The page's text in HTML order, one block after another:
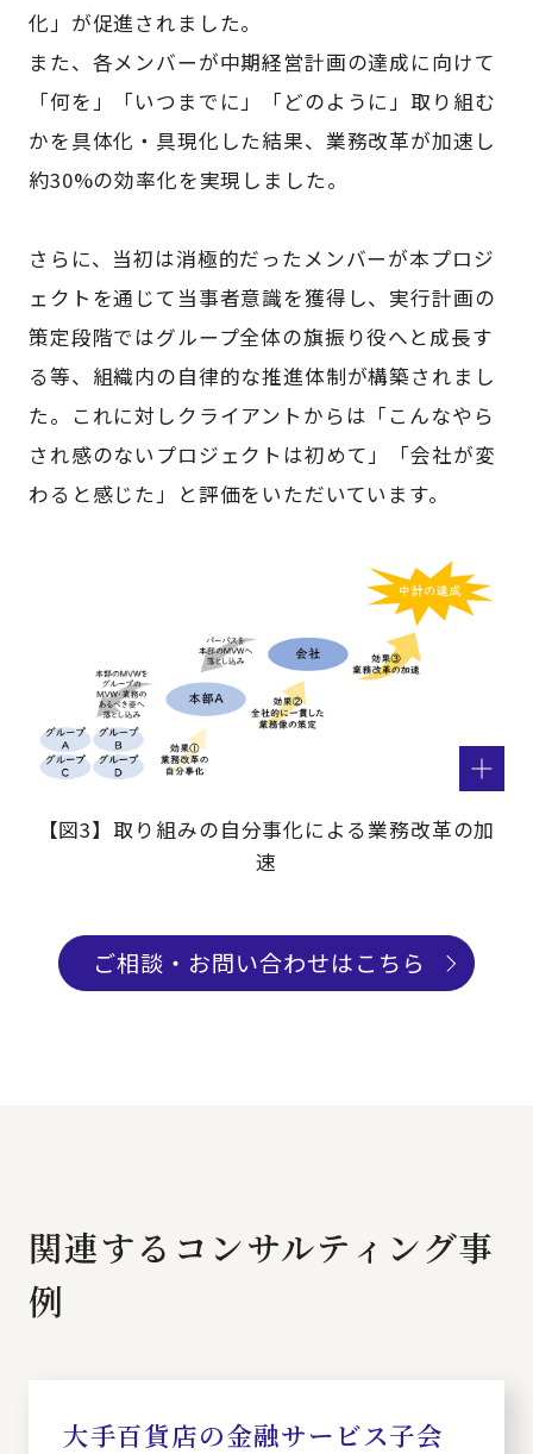
化」が促進されました。
また、各メンバーが中期経営計画の達成に向けて
「何を」「いつまでに」「どのように」取り組む
かを具体化・具現化した結果、業務改革が加速し
約30%の効率化を実現しました。
さらに、当初は消極的だったメンバーが本プロジ
ェクトを通じて当事者意識を獲得し、実行計画の
策定段階ではグループ全体の旗振り役へと成長す
る等、組織内の自律的な推進体制が構築されまし
た。これに対しクライアントからは「こんなやら
され感のないプロジェクトは初めて」「会社が変
わると感じた」と評価をいただいています。
【図3】取り組みの自分事化による業務改革の加
速
ご相談・お問い合わせはこちら
関連するコンサルティング事
例
大手百貨店の金融サービス子会